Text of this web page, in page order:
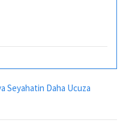
Seyahatin Daha Ucuza